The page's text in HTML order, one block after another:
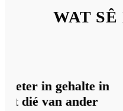
WAT
"Ons is redelik
van die